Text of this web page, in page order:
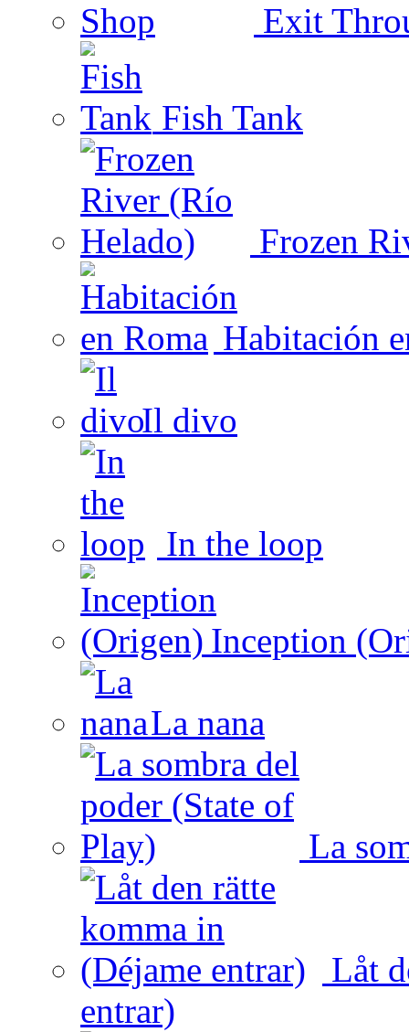
Exit
Fish Tank
Frozen
Habitación
Il divo
In the loop
Inception
La nana
La
Låt
entrar)